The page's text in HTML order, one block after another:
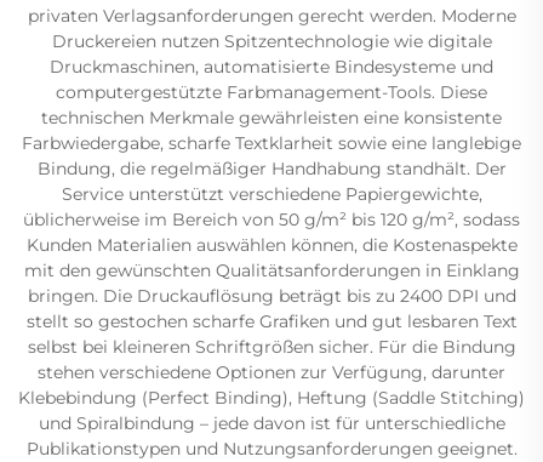
privaten Verlagsanforderungen gerecht werden. Moderne
Druckereien nutzen Spitzentechnologie wie digitale
Druckmaschinen, automatisierte Bindesysteme und
computergestützte Farbmanagement-Tools. Diese
technischen Merkmale gewährleisten eine konsistente
Farbwiedergabe, scharfe Textklarheit sowie eine langlebige
Bindung, die regelmäßiger Handhabung standhält. Der
Service unterstützt verschiedene Papiergewichte,
üblicherweise im Bereich von 50 g/m² bis 120 g/m², sodass
Kunden Materialien auswählen können, die Kostenaspekte
mit den gewünschten Qualitätsanforderungen in Einklang
bringen. Die Druckauflösung beträgt bis zu 2400 DPI und
stellt so gestochen scharfe Grafiken und gut lesbaren Text
selbst bei kleineren Schriftgrößen sicher. Für die Bindung
stehen verschiedene Optionen zur Verfügung, darunter
Klebebindung (Perfect Binding), Heftung (Saddle Stitching)
und Spiralbindung – jede davon ist für unterschiedliche
Publikationstypen und Nutzungsanforderungen geeignet.